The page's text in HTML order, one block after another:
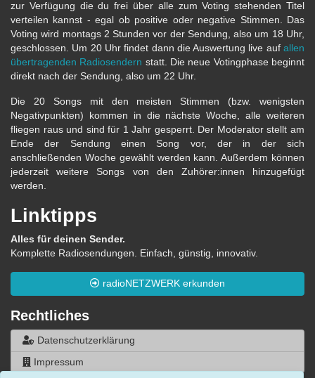
zur Verfügung die du frei über alle zum Voting stehenden Titel
verteilen kannst - egal ob positive oder negative Stimmen. Das
Voting wird montags 2 Stunden vor der Sendung, also um 18 Uhr,
geschlossen. Um 20 Uhr findet dann die Auswertung live auf allen
übertragenden Radiosendern statt. Die neue Votingphase beginnt
direkt nach der Sendung, also um 22 Uhr.
Die 20 Songs mit den meisten Stimmen (bzw. wenigsten
Negativpunkten) kommen in die nächste Woche, alle weiteren
fliegen raus und sind für 1 Jahr gesperrt. Der Moderator stellt am
Ende der Sendung einen Song vor, der in der sich
anschließenden Woche gewählt werden kann. Außerdem können
jederzeit weitere Songs von den Zuhörer:innen hinzugefügt
werden.
Linktipps
Alles für deinen Sender.
Komplette Radiosendungen. Einfach, günstig, innovativ.
radioNETZWERK erkunden
Rechtliches
Datenschutzerklärung
Impressum